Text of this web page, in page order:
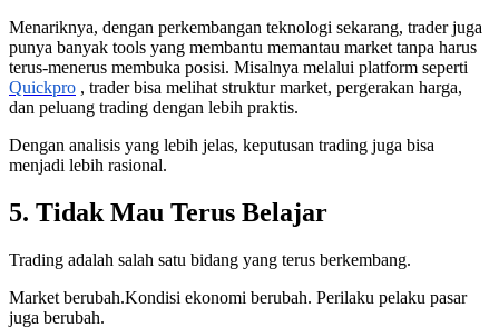
Menariknya, dengan perkembangan teknologi sekarang, trader juga
punya banyak tools yang membantu memantau market tanpa harus
terus-menerus membuka posisi. Misalnya melalui platform seperti
Quickpro , trader bisa melihat struktur market, pergerakan harga,
dan peluang trading dengan lebih praktis.
Dengan analisis yang lebih jelas, keputusan trading juga bisa
menjadi lebih rasional.
5. Tidak Mau Terus Belajar
Trading adalah salah satu bidang yang terus berkembang.
Market berubah.Kondisi ekonomi berubah. Perilaku pelaku pasar
juga berubah.